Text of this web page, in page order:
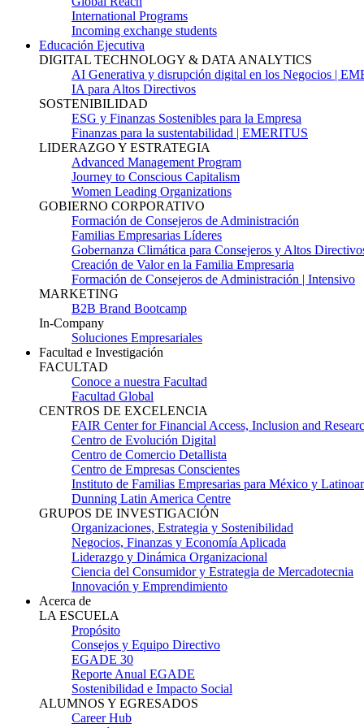
International Programs
Incoming exchange students
Educación Ejecutiva
DIGITAL TECHNOLOGY & DATA ANALYTICS
AI Generativa y disrupción digital en los Negocios |
IA para Altos Directivos
SOSTENIBILIDAD
ESG y Finanzas Sostenibles para la Empresa
Finanzas para la sustentabilidad | EMERITUS
LIDERAZGO Y ESTRATEGIA
Advanced Management Program
Journey to Conscious Capitalism
Women Leading Organizations
GOBIERNO CORPORATIVO
Formación de Consejeros de Administración
Familias Empresarias Líderes
Gobernanza Climática para Consejeros y Altos
Creación de Valor en la Familia Empresaria
Formación de Consejeros de Administración | Intensivo
MARKETING
B2B Brand Bootcamp
In-Company
Soluciones Empresariales
Facultad e Investigación
FACULTAD
Conoce a nuestra Facultad
Facultad Global
CENTROS DE EXCELENCIA
FAIR Center for Financial Access, Inclusion and
Centro de Evolución Digital
Centro de Comercio Detallista
Centro de Empresas Conscientes
Instituto de Familias Empresarias para México y
Dunning Latin America Centre
GRUPOS DE INVESTIGACIÓN
Organizaciones, Estrategia y Sostenibilidad
Negocios, Finanzas y Economía Aplicada
Liderazgo y Dinámica Organizacional
Ciencia del Consumidor y Estrategia de Mercadotecnia
Innovación y Emprendimiento
Acerca de
LA ESCUELA
Propósito
Consejos y Equipo Directivo
EGADE 30
Reporte Anual EGADE
Sostenibilidad e Impacto Social
ALUMNOS Y EGRESADOS
Career Hub